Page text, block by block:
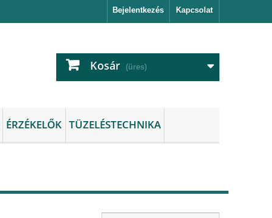
Kapcsolat
Bejelentkezés
Kosár (üres)
ÉRZÉKELŐK TÜZELÉSTECHNIKA